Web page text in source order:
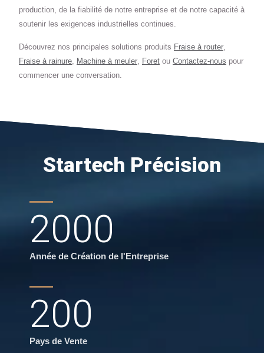
production, de la fiabilité de notre entreprise et de notre capacité à
soutenir les exigences industrielles continues.
Découvrez nos principales solutions produits Fraise à router
Fraise à rainure
Machine à meuler Foret ou Contactez-nous pour
commencer une conversation.
Startech Précision
2000
Année de Création de l'Entreprise
200
Pays de Vente